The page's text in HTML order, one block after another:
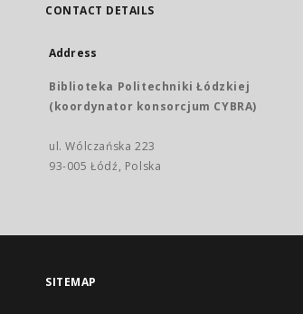
CONTACT DETAILS
Address
Biblioteka Politechniki Łódzkiej
(koordynator konsorcjum CYBRA)
ul. Wólczańska 223
93-005 Łódź, Polska
SITEMAP